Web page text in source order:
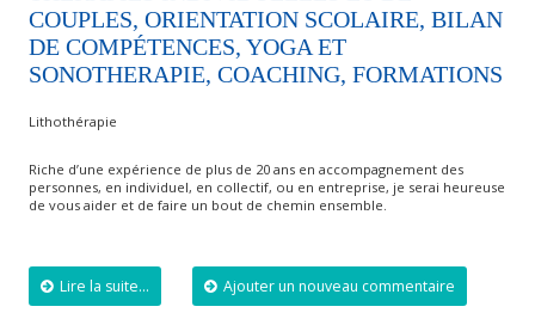
COUPLES, ORIENTATION SCOLAIRE, BILAN
DE COMPÉTENCES, YOGA ET
SONOTHERAPIE, COACHING, FORMATIONS
Lithothérapie
Riche d’une expérience de plus de 20 ans en accompagnement des
personnes, en individuel, en collectif, ou en entreprise, je serai heureuse
de vous aider et de faire un bout de chemin ensemble.
Lire la suite... Ajouter un nouveau commentaire